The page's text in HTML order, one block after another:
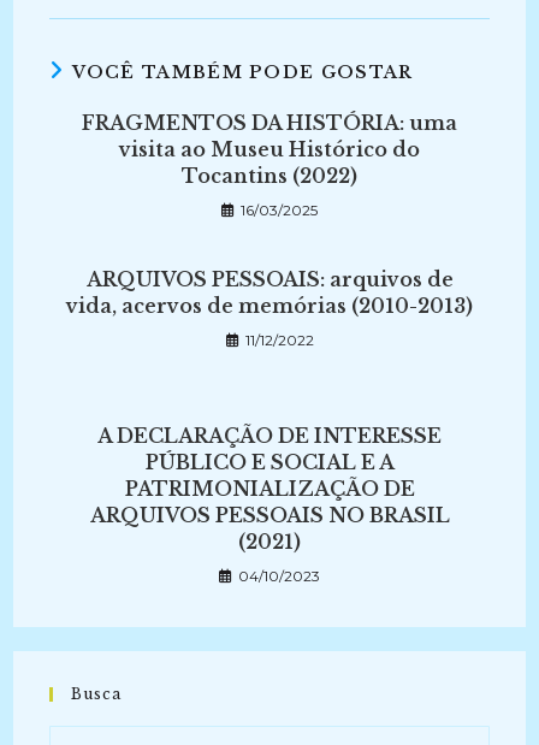
VOCÊ TAMBÉM PODE GOSTAR
FRAGMENTOS DA HISTÓRIA: uma
visita ao Museu Histórico do
Tocantins (2022)
16/03/2025
ARQUIVOS PESSOAIS: arquivos de
vida, acervos de memórias (2010-2013)
11/12/2022
A DECLARAÇÃO DE INTERESSE
PÚBLICO E SOCIAL E A
PATRIMONIALIZAÇÃO DE
ARQUIVOS PESSOAIS NO BRASIL
(2021)
04/10/2023
Busca